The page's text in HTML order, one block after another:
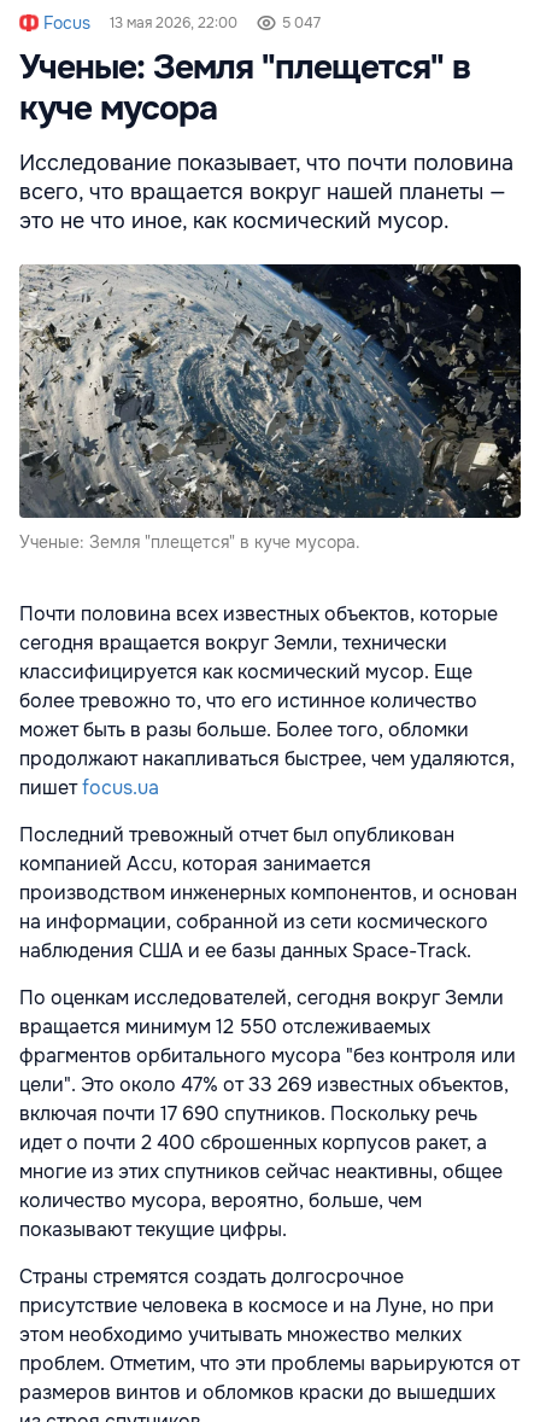
Focus 13 мая 2026, 22:00 5 047
Ученые: Земля "плещется" в
куче мусора
Исследование показывает, что почти половина
всего, что вращается вокруг нашей планеты —
это не что иное, как космический мусор.
Ученые: Земля "плещется" в куче мусора.
Почти половина всех известных объектов, которые
сегодня вращается вокруг Земли, технически
классифицируется как космический мусор. Еще
более тревожно то, что его истинное количество
может быть в разы больше. Более того, обломки
продолжают накапливаться быстрее, чем удаляются,
пишетfocus.ua
Последний тревожный отчет был опубликован
компанией Accu, которая занимается
производством инженерных компонентов, и основан
на информации, собранной из сети космического
наблюдения США и ее базы данных Space-Track.
По оценкам исследователей, сегодня вокруг Земли
вращается минимум 12 550 отслеживаемых
фрагментов орбитального мусора "без контроля или
цели". Это около 47% от 33 269 известных объектов,
включая почти 17 690 спутников. Поскольку речь
идет о почти 2 400 сброшенных корпусов ракет, а
многие из этих спутников сейчас неактивны, общее
количество мусора, вероятно, больше, чем
показывают текущие цифры.
Страны стремятся создать долгосрочное
присутствие человека в космосе и на Луне, но при
этом необходимо учитывать множество мелких
проблем. Отметим, что эти проблемы варьируются от
размеров винтов и обломков краски до вышедших